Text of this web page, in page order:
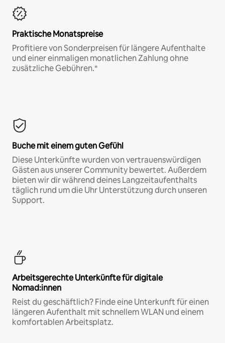
Praktische Monatspreise
Profitiere von Sonderpreisen für längere Aufenthalte
und einer einmaligen monatlichen Zahlung ohne
zusätzliche Gebühren.*
Buche mit einem guten Gefühl
Diese Unterkünfte wurden von vertrauenswürdigen
Gästen aus unserer Community bewertet. Außerdem
bieten wir dir während deines Langzeitaufenthalts
täglich rund um die Uhr Unterstützung durch unseren
Support.
Arbeitsgerechte Unterkünfte für digitale
Nomad:innen
Reist du geschäftlich? Finde eine Unterkunft für einen
längeren Aufenthalt mit schnellem WLAN und einem
komfortablen Arbeitsplatz.